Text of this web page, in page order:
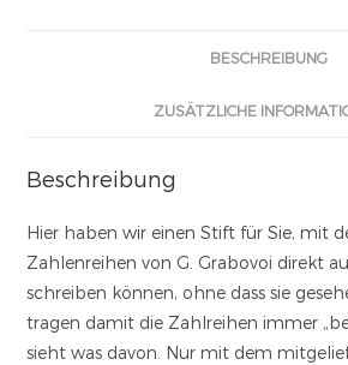
BESCHREIBUNG
ZUSÄTZLICHE
Beschreibung
Hier haben wir einen Stift für Sie, mit
Zahlenreihen von G. Grabovoi direkt
schreiben können, ohne dass sie
tragen damit die Zahlreihen immer
sieht was davon. Nur mit dem